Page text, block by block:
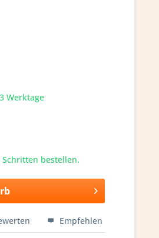
Werktage
Schritten bestellen.
Empfehlen